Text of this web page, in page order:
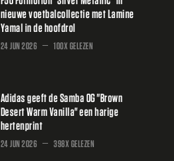
nieuwe voetbalcollectie met Lamine
Yamal in de hoofdrol
24 JUN 2026 100X GELEZEN
Adidas geeft de Samba OG "Brown
Desert Warm Vanilla" een harige
hertenprint
24 JUN 2026 398X GELEZEN